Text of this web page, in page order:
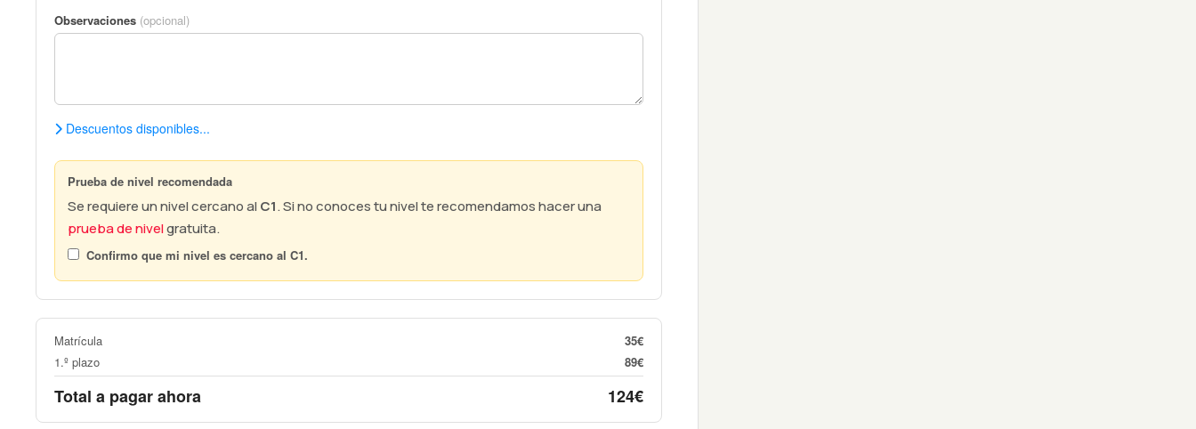
Observaciones (opcional)
Descuentos disponibles...
Prueba de nivel recomendada
Se requiere un nivel cercano al C1. Si no conoces tu nivel te recomendamos hacer una
prueba de nivelgratuita.
Confirmo que mi nivel es cercano al C1.
Matrícula
35€
1.º plazo
89€
Total a pagar ahora 124€